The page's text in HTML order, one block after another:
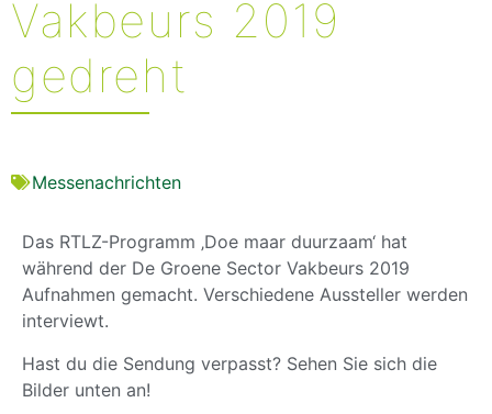
Vakbeurs 2019
gedreht
Messenachrichten
Das RTLZ-Programm ‚Doe maar duurzaam‘ hat
während der De Groene Sector Vakbeurs 2019
Aufnahmen gemacht. Verschiedene Aussteller werden
interviewt.
Hast du die Sendung verpasst? Sehen Sie sich die
Bilder unten an!